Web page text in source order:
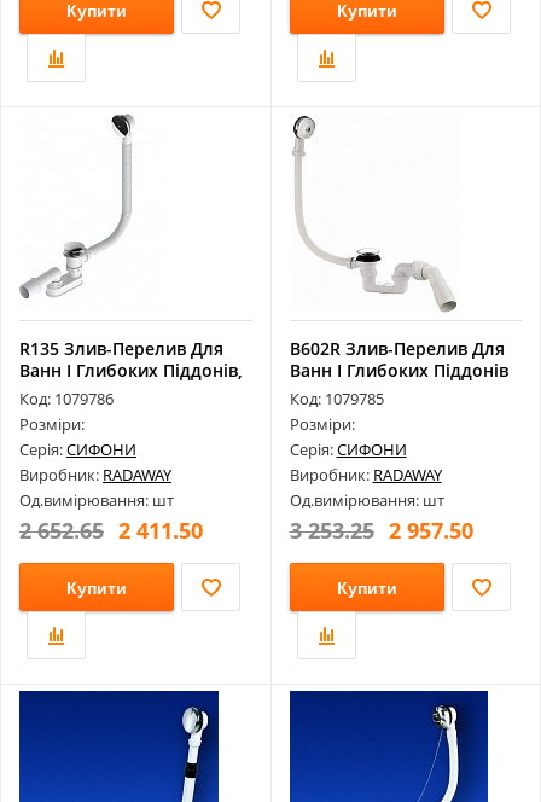
Купити Купити
R135 Злив-Перелив Для
Ванн І Глибоких Піддонів,
Отво...
Код: 1079786
Розміри:
Серія:СИФОНИ
Виробник: RADAWAY
Од.вимірювання: шт
2 652.65 2 411.50
Купити
B602R Злив-Перелив Для
Ванн І Глибоких Піддонів
Довж...
Код: 1079785
Розміри:
Серія:СИФОНИ
Виробник: RADAWAY
Од.вимірювання: шт
3 253.25 2 957.50
Купити